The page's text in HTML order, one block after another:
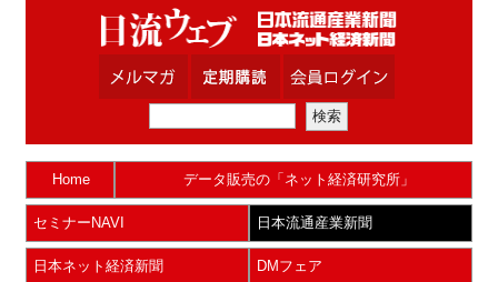
Home データ販売の「ネット経済研究所」
セミナーNAVI 日本流通産業新聞
日本ネット経済新聞 DMフェア